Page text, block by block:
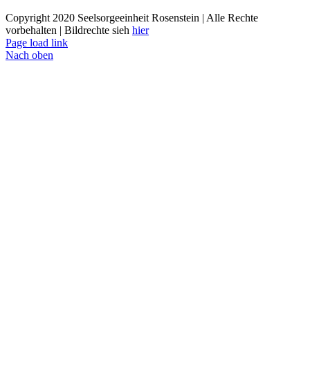
Copyright 2020 Seelsorgeeinheit Rosenstein | Alle Rechte
vorbehalten | Bildrechte sieh hier
Page load link
Nach oben